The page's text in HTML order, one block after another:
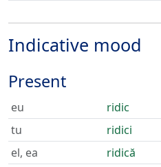
Indicative mood
Present
eu
ridic
tu
ridici
el, ea
ridică